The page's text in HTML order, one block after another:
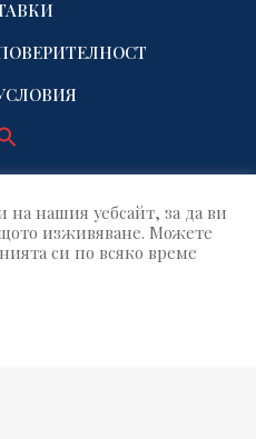
All rights reserved!
GRID
нашия уебсайт, за да ви
изживяване. Можете
си по всяко време